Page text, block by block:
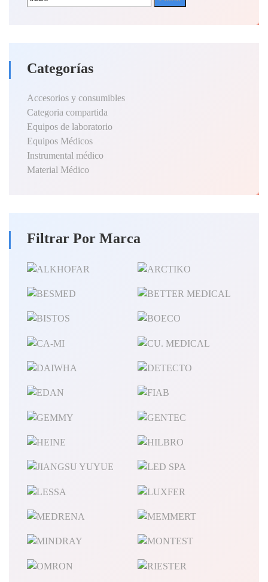
Categorías
Accesorios y consumibles
Categoria compartida
Equipos de laboratorio
Equipos Médicos
Instrumental médico
Material Médico
Filtrar Por Marca